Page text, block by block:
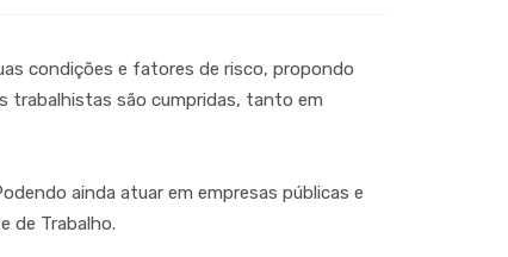
condições e fatores de risco, propondo
trabalhistas são cumpridas, tanto em
ainda atuar em empresas públicas e
de Trabalho.